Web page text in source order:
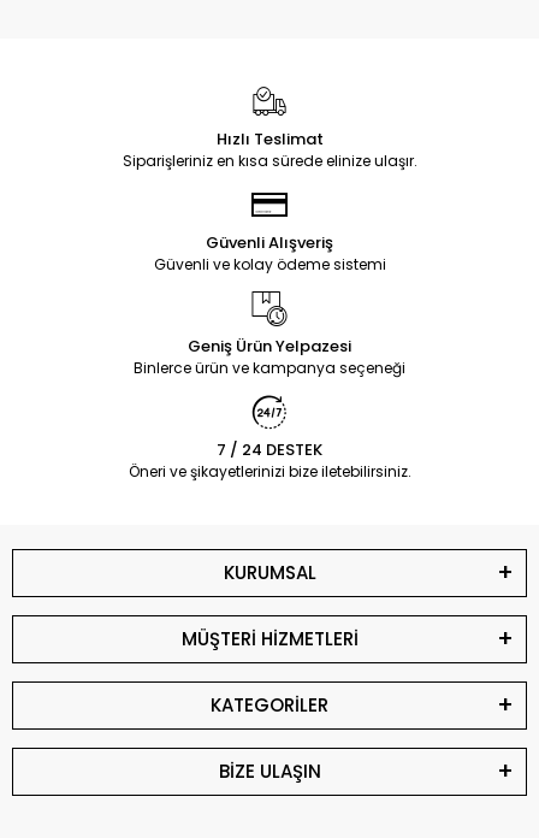
Hızlı Teslimat
Siparişleriniz en kısa sürede elinize ulaşır.
Güvenli Alışveriş
Güvenli ve kolay ödeme sistemi
Geniş Ürün Yelpazesi
Binlerce ürün ve kampanya seçeneği
7 / 24 DESTEK
Öneri ve şikayetlerinizi bize iletebilirsiniz.
KURUMSAL
MÜŞTERİ HİZMETLERİ
KATEGORİLER
BİZE ULAŞIN